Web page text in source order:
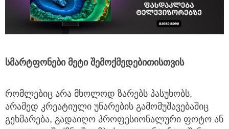
სმარტფონები მეტი შემოქმედებითისთვის
რომლებიც არა მხოლოდ ზარებს პასუხობს,
არამედ კრეატიული უნარების გამომუშავებაშიც
გეხმარება, გადაიღო პროფესიონალური ფოტო ან